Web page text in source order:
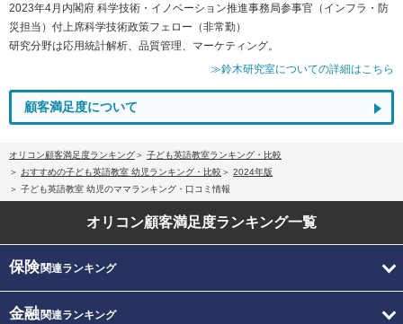
2023年4月内閣府 科学技術・イノベーション推進事務局参事官（インフラ・防
災担当）付上席科学技術政策フェロー（非常勤）
研究分野は応用統計解析、品質管理、マーケティング。
≫鈴木研究室についての詳細はこちら
顧客満足度について
オリコン顧客満足度ランキング
子ども英語教室ランキング・比較
おすすめの子ども英語教室 幼児ランキング・比較
2024年版
子ども英語教室 幼児のママランキング・口コミ情報
オリコン顧客満足度ランキング一覧
保険関連ランキング
金融関連ランキング